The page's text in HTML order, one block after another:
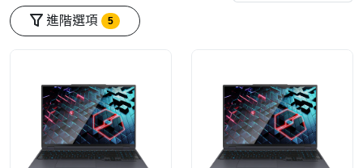
進階選項 5